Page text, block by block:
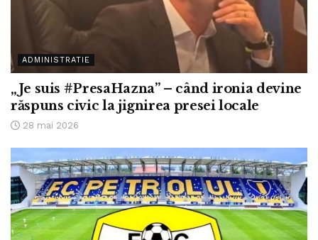
ADMINISTRATIE
„Je suis #PresaHazna” – când ironia devine
răspuns civic la jignirea presei locale
28 mai 2026